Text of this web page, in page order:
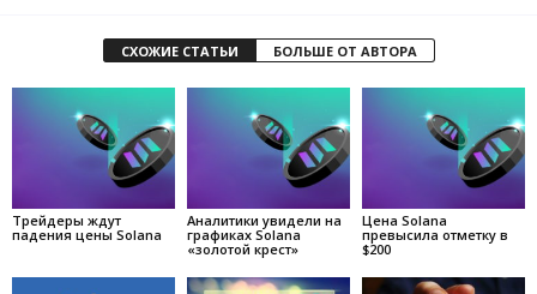
СХОЖИЕ СТАТЬИ БОЛЬШЕ ОТ АВТОРА
Трейдеры ждут
падения цены Solana
Аналитики увидели на
графиках Solana
«золотой крест»
Цена Solana
превысила отметку в
$200